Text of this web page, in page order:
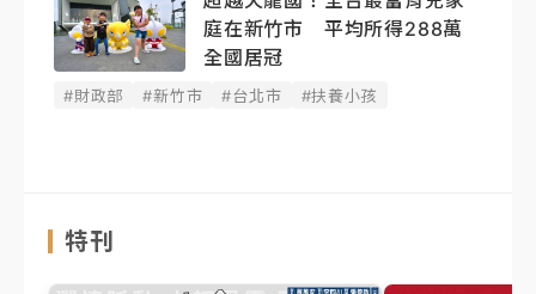
庭在新竹市 平均所得288萬
全國居冠
#財政部 #新竹市 #台北市 #扶養小孩
特刊